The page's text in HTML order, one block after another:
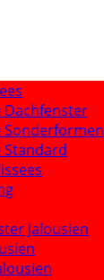
Dachfenster
Sonderformen
Standard
Jalousien